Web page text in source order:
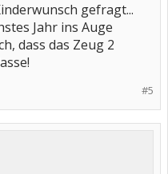
gefragt...
Jahr ins Auge
dass das Zeug 2
#5